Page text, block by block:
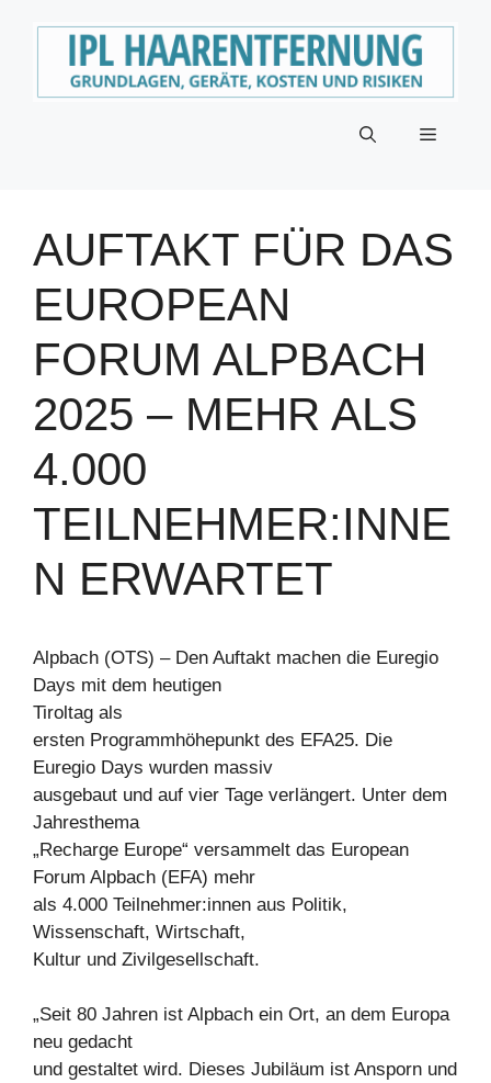
Menü
AUFTAKT FÜR DAS
EUROPEAN
FORUM ALPBACH
2025 – MEHR ALS
4.000
TEILNEHMER:INNE
N ERWARTET
Alpbach (OTS) – Den Auftakt machen die Euregio
Days mit dem heutigen
Tiroltag als
ersten Programmhöhepunkt des EFA25. Die
Euregio Days wurden massiv
ausgebaut und auf vier Tage verlängert. Unter dem
Jahresthema
„Recharge Europe“ versammelt das European
Forum Alpbach (EFA) mehr
als 4.000 Teilnehmer:innen aus Politik,
Wissenschaft, Wirtschaft,
Kultur und Zivilgesellschaft.
„Seit 80 Jahren ist Alpbach ein Ort, an dem Europa
neu gedacht
und gestaltet wird. Dieses Jubiläum ist Ansporn und